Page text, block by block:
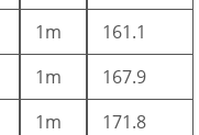
1m
161.1
1m
167.9
1m
171.8